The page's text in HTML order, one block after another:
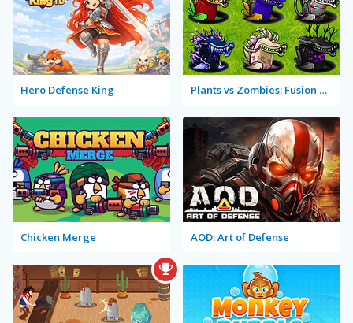
Hero Defense King Plants vs Zombies: Fusion Mode
Chicken Merge AOD: Art of Defense